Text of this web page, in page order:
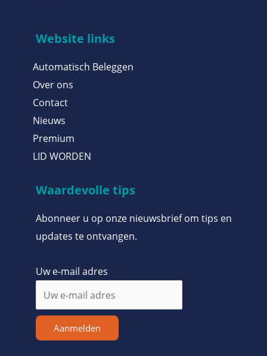
Website links
Automatisch Beleggen
Over ons
Contact
Nieuws
Premium
LID WORDEN
Waardevolle tips
Abonneer u op onze nieuwsbrief om tips en
updates te ontvangen.
Uw e-mail adres
Aanmelden